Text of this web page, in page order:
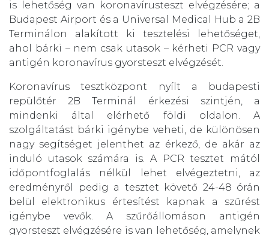
is lehetőség van koronavírusteszt elvégzésére; a
Budapest Airport és a Universal Medical Hub a 2B
Terminálon alakított ki tesztelési lehetőséget,
ahol bárki – nem csak utasok – kérheti PCR vagy
antigén koronavírus gyorsteszt elvégzését.
Koronavírus tesztközpont nyílt a budapesti
repülőtér 2B Terminál érkezési szintjén, a
mindenki által elérhető földi oldalon. A
szolgáltatást bárki igénybe veheti, de különösen
nagy segítséget jelenthet az érkező, de akár az
induló utasok számára is. A PCR tesztet mától
időpontfoglalás nélkül lehet elvégeztetni, az
eredményről pedig a tesztet követő 24-48 órán
belül elektronikus értesítést kapnak a szűrést
igénybe vevők. A szűrőállomáson antigén
gyorsteszt elvégzésére is van lehetőség, amelynek